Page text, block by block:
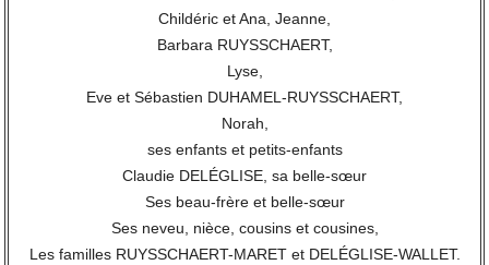
Childéric et Ana, Jeanne,
Barbara RUYSSCHAERT,
Lyse,
Eve et Sébastien DUHAMEL-RUYSSCHAERT,
Norah,
ses enfants et petits-enfants
Claudie DELÉGLISE, sa belle-sœur
Ses beau-frère et belle-sœur
Ses neveu, nièce, cousins et cousines,
Les familles RUYSSCHAERT-MARET et DELÉGLISE-WALLET.